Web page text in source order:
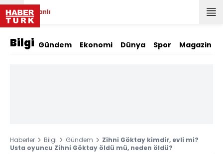
Canlı
Bilgi Gündem Ekonomi Dünya Spor Magazin
Haberler Bilgi Gündem
Zihni Göktay kimdir, evli mi?
Usta oyuncu Zihni Göktay öldü mü, neden öldü?